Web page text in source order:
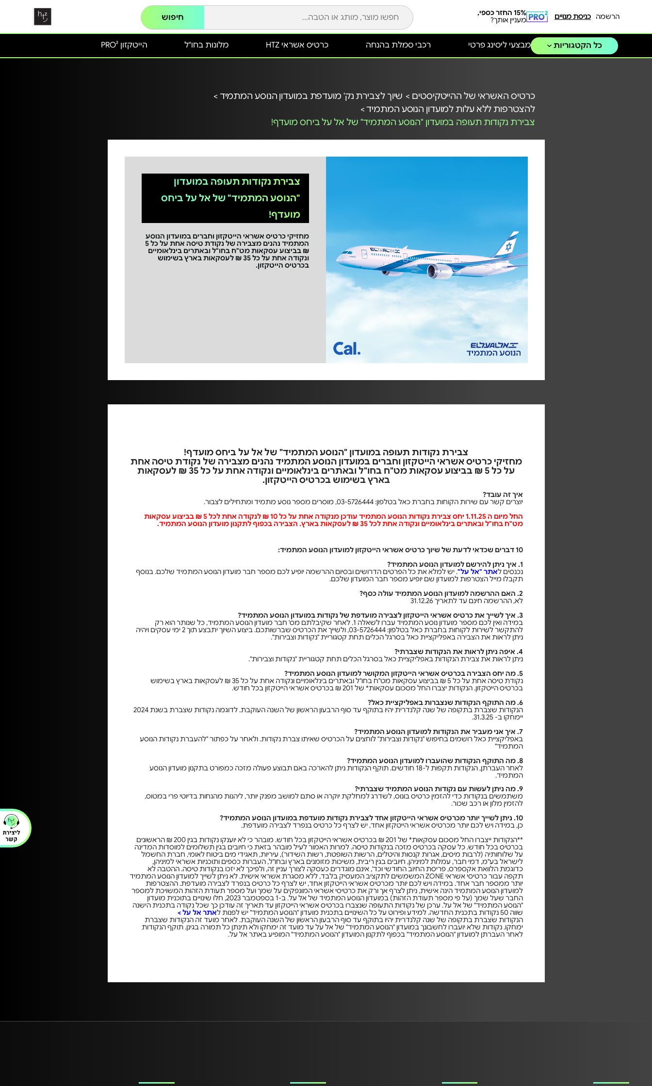
הרשמה כניסת מנויים
15% החזר כספי,
מעניין אותך?
חיפוש
כל הקטגוריות הייטקזון PRO² מלונות בחו"ל כרטיס אשראי HTZ מבצעי ליסינג פרטי רכבי סמלת בהנחה
כרטיס האשראי של ההייטקיסטים > שיוך לצבירת נק' מועדפת במועדון הנוסע המתמיד >
להצטרפות ללא עלות למועדון הנוסע המתמיד >
צבירת נקודות תעופה במועדון "הנוסע המתמיד" של אל על ביחס מועדף!
צבירת נקודות תעופה במועדון
"הנוסע המתמיד" של אל על ביחס
מועדף!
מחזיקי כרטיס אשראי הייטקזון וחברים במועדון הנוסע
המתמיד נהנים מצבירה של נקודת טיסה אחת על כל 5
₪ בביצוע עסקאות מט"ח בחו"ל ובאתרים בינלאומיים
ונקודה אחת על כל 35 ₪ לעסקאות בארץ בשימוש
בכרטיס הייטקזון.
צבירת נקודות תעופה במועדון "הנוסע המתמיד" של אל על ביחס מועדף!
מחזיקי כרטיס אשראי הייטקזון וחברים במועדון הנוסע המתמיד נהנים מצבירה של נקודת טיסה אחת
על כל 5 ₪ בביצוע עסקאות מט"ח בחו"ל ובאתרים בינלאומיים ונקודה אחת על כל 35 ₪ לעסקאות
בארץ בשימוש בכרטיס הייטקזון.
איך זה עובד?
יוצרים קשר עם שירות הקוחות בחברת כאל בטלפון: 03-5726444, מוסרים מספר נוסע מתמיד ומתחילים לצבור.
החל מיום ה 1.11.25 יחס צבירת נקודות הנוסע המתמיד עודכן מנקודה אחת על כל 10 ₪ לנקודה אחת לכל 5 ₪ בביצוע עסקאות
מט"ח בחו"ל ובאתרים בינלאומיים ונקודה אחת לכל 35 ₪ לעסקאות בארץ. הצבירה בכפוף לתקנון מועדון הנוסע המתמיד
.
10 דברים שכדאי לדעת של שיוך כרטיס אשראי הייטקזון למועדון הנוסע המתמיד:
1. איך ניתן להירשם למועדון הנוסע המתמיד?
נכנסים לאתר "אל על". יש למלא את כל הפרטים הדרושים ובסיום ההרשמה יופיע לכם מספר חבר מועדון הנוסע המתמיד שלכם. בנוסף
תקבלו מייל הצטרפות למועדון שם יופיע מספר חבר המועדון שלכם.
2. האם ההרשמה למועדון הנוסע המתמיד עולה כסף?
לא, ההרשמה חינם עד לתאריך 31.12.26
3. איך לשייך את כרטיס אשראי הייטקזון לצבירה מועדפת של נקודות במועדון הנוסע המתמיד?
במידה ואין לכם מספר מועדון נוסע המתמיד עברו לשאלה 1. לאחר שקיבלתם מס' חבר מועדון הנוסע המתמיד, כל שנותר הוא רק
להתקשר לשירות לקוחות בחברת כאל בטלפון: 03-5726444, ולשייך את הכרטיס שברשותכם. ביצוע השיוך יתבצע תוך 2 ימי עסקים ויהיה
ניתן לראות את הצבירה באפליקציית כאל בסרגל הכלים תחת קטגוריית "נקודות וצבירות".
4. איפה ניתן לראות את הנקודות שצברתי?
ניתן לראות את צבירת הנקודות באפליקציית כאל בסרגל הכלים תחת קטגוריית "נקודות וצבירות".
5. מה יחס הצבירה בכרטיס אשראי הייטקזון המקושר למועדון הנוסע המתמיד?
נקודת טיסה אחת על כל 5 ₪ בביצוע עסקאות מט"ח בחו"ל ובאתרים בינלאומיים ונקודה אחת על כל 35 ₪ לעסקאות בארץ בשימוש
בכרטיס הייטקזון. הנקודות יצברו החל מסכום עסקאות* של 201 ₪ בכרטיס אשראי הייטקזון בכל חודש.
6. מה התוקף הנקודות שנצברות באפליקציית כאל?
הנקודות שצברת בתקופה של שנה קלנדרית יהיו בתוקף עד סוף הרבעון הראשון של השנה העוקבת. לדוגמה נקודות שצברת בשנת 2024
יימחקו ב- 31.3.25.
7. איך אני מעביר את הנקודות למועדון הנוסע המתמיד?
באפליקציית כאל רושמים בחיפוש "נקודות וצבירות" לוחצים על הכרטיס שאיתו צברת נקודות. ולאחר על כפתור "להעברת נקודות הנוסע
המתמיד"
8. מה התוקף הנקודות שהועברו למועדון הנוסע המתמיד?
לאחר העברתן, הנקודות תקפות ל-18 חודשים. תוקף הנקודות ניתן להארכה באם תבוצע פעולה מזכה כמפורט בתקנון מועדון הנוסע
המתמיד.
9. מה ניתן לעשות עם נקודות הנוסע המתמיד שצברתי?
משתמשים בנקודות כדי להזמין כרטיס בונוס, לשדרג למחלקת יוקרה או סתם למושב מפנק יותר, ליהנות מהנחות בדיוטי פרי במטוס,
להזמין מלון או רכב שכור.
10. ניתן לשייך יותר מכרטיס אשראי הייטקזון אחד לצבירת נקודות מועדפת במועדון הנוסע המתמיד?
כן, במידה ויש לכם יותר מכרטיס אשראי הייטקזון אחד, יש לצרף כל כרטיס בנפרד לצבירה מועדפת.
**הנקודות ייצברו החל מסכום עסקאות* של 201 ₪ בכרטיס אשראי הייטקזון בכל חודש. מובהר כי לא יוענקו נקודות בגין 200 ₪ הראשונים
בכרטיס בכל חודש. כל עסקה בכרטיס מזכה בנקודות טיסה. למרות האמור לעיל מובהר בזאת כי חיובים בגין תשלומים למוסדות המדינה
על שלוחותיה (לרבות מיסים, אגרות קנסות והיטלים, הרשות השופטת, רשות השידור), עיריות, תאגידי מים ביטוח לאומי, חברת החשמל
לישראל בע"מ, דמי חבר, עמלות למיניהן, חיובים בגין ריבית, משיכות מזומנים בארץ ובחו"ל, העברות כספים ותוכניות אשראי למיניהן,
כדוגמת הלוואת אקספרס, פריסת החיוב החודשי וכד', אינם מוגדרים כעסקה לצורך עניין זה, ולפיכך לא יזכו בנקודות טיסה. ההטבה לא
תקפה עבור כרטיסי אשראי ZONE המשמשים לתקציב המעסיק בלבד, ללא מסגרת אשראי אישית. לא ניתן לשייך למועדון הנוסע המתמיד
יותר ממספר חבר אחד. במידה ויש לכם יותר מכרטיס אשראי הייטקזון אחד, יש לצרף כל כרטיס בנפרד לצבירה מועדפת. ההצטרפות
למועדון הנוסע המתמיד הינה אישית, ניתן לצרף אך ורק את כרטיסי אשראי המונפקים על שמך ועל מספר תעודת הזהות המשויכת למספר
החבר שעל שמך (על פי מספר תעודת הזהות) במועדון הנוסע המתמיד של אל על. ב-1 בספטמבר 2023, חלו שינויים בתוכנית מועדון
"הנוסע המתמיד" של אל על. ערכן של נקודות התעופה שנצברו בכרטיס אשראי הייטקזון עד תאריך זה עודכן כך שכל נקודה בתכנית הישנה
שווה 50 נקודות בתכנית החדשה. למידע ופירוט על כל השינויים בתכנית מועדון "הנוסע המתמיד" יש לפנות ל
אתר אל על >
הנקודות שצברת בתקופה של שנה קלנדרית יהיו בתוקף עד סוף הרבעון הראשון של השנה העוקבת. לאחר מועד זה הנקודות שצברת
ימחקו. נקודות שלא יועברו לחשבונך במועדון "הנוסע המתמיד" של אל על עד מועד זה ימחקו ולא תינתן כל תמורה בגינן. תוקף הנקודות
לאחר העברתן למועדון "הנוסע המתמיד" בכפוף לתקנון המועדון "הנוסע המתמיד" המופיע באתר אל על.